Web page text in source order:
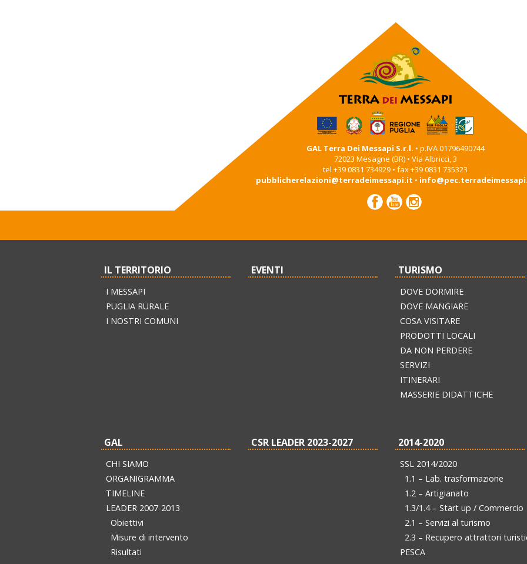
GAL Terra Dei Messapi S.r.l. • p.IVA 01796490744
72023 Mesagne (BR) • Via Albricci, 3
tel +39 0831 734929 • fax +39 0831 735323
pubblicherelazioni@terradeimessapi.it •
IL TERRITORIO
I MESSAPI
PUGLIA RURALE
I NOSTRI COMUNI
EVENTI TURISMO
DOVE DORMIRE
DOVE MANGIARE
COSA VISITARE
PRODOTTI LOCALI
DA NON PERDERE
SERVIZI
ITINERARI
MASSERIE DIDATTICHE
GAL
CHI SIAMO
ORGANIGRAMMA
TIMELINE
LEADER 2007-2013
Obiettivi
Misure di intervento
Risultati
CSR LEADER 2023-2027 2014-2020
SSL 2014/2020
1.1 – Lab. trasformazione
1.2 – Artigianato
1.3/1.4 – Start up / Commercio
2.1 – Servizi al turismo
2.3 – Recupero attrattori
PESCA